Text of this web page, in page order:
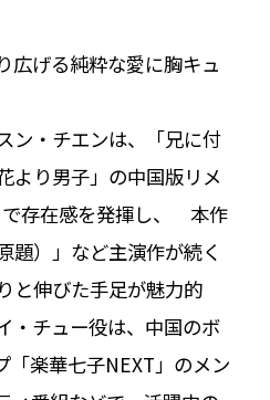
げる純粋な愛に胸キュ
ン・チエンは、「兄に付
より男子」の中国版リメ
存在感を発揮し、 本作
題）」など主演作が続く
と伸びた手足が魅力的
チュー役は、中国のボ
「楽華七子NEXT」のメン